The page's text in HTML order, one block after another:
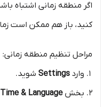
اگر منطقه زمانی اشتباه
کنید، باز هم ممکن است
مراحل تنظیم منطقه زمانی:
وارد Settings شوید.
بخش Time & Language